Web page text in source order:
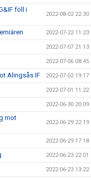
föll i
2022-08-02 22:30
2022-07-22 11:23
2022-07-07 21:13
2022-07-06 08:45
Alingsås IF 2022-07-02 19:17
2022-07-01 11:22
2022-06-30 20:09
mot
2022-06-29 22:19
2022-06-29 17:18
2022-06-23 22:01
2022-06-23 13:22